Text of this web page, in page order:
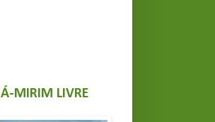
MIRIM LIVRE